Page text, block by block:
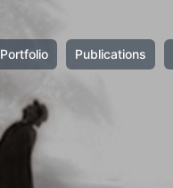
Portfolio Publications